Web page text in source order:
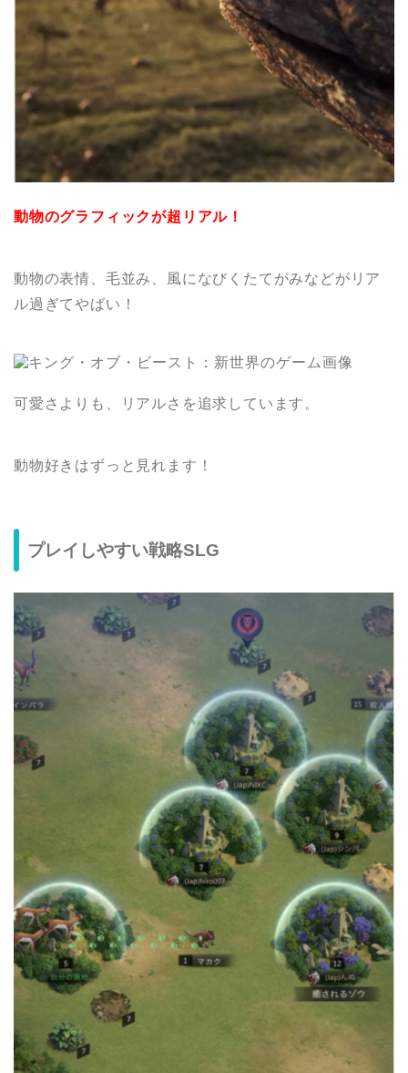
動物のグラフィックが超リアル！
動物の表情、毛並み、風になびくたてがみなどがリア
ル過ぎてやばい！
可愛さよりも、リアルさを追求しています。
動物好きはずっと見れます！
プレイしやすい戦略SLG